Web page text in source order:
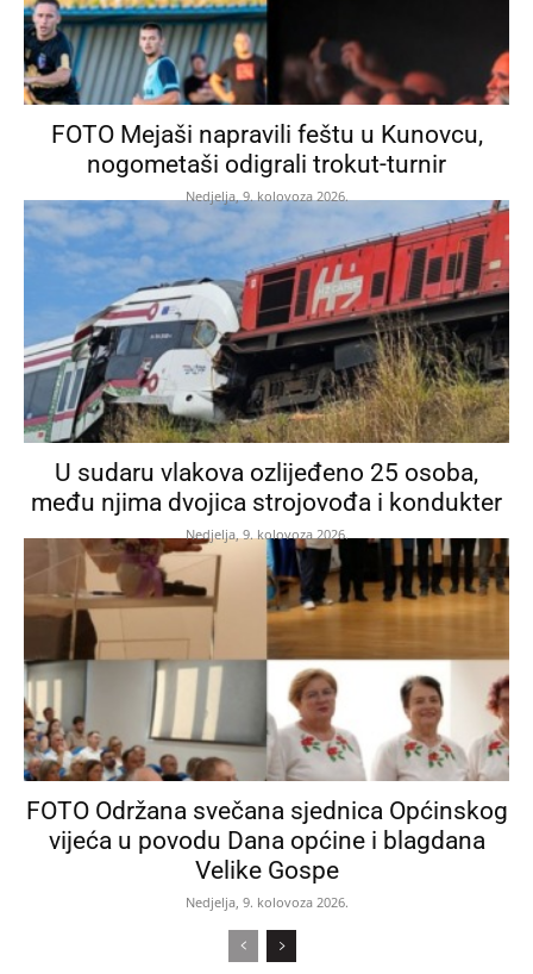
FOTO Mejaši napravili feštu u Kunovcu,
nogometaši odigrali trokut-turnir
Nedjelja, 9. kolovoza 2026.
U sudaru vlakova ozlijeđeno 25 osoba,
među njima dvojica strojovođa i kondukter
Nedjelja, 9. kolovoza 2026.
FOTO Održana svečana sjednica Općinskog
vijeća u povodu Dana općine i blagdana
Velike Gospe
Nedjelja, 9. kolovoza 2026.